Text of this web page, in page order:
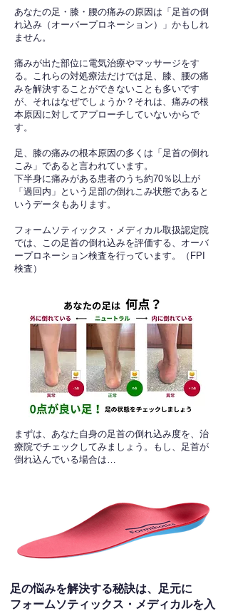
あなたの足・膝・腰の痛みの原因は「足首の倒
れ込み（オーバープロネーション）」かもしれ
ません。
痛みが出た部位に電気治療やマッサージをす
る。これらの対処療法だけでは足、膝、腰の痛
みを解決することができないことも多いです
が、それはなぜでしょうか？それは、痛みの根
本原因に対してアプローチしていないからで
す。
足、膝の痛みの根本原因の多くは「足首の倒れ
こみ」であると言われています。
下半身に痛みがある患者のうち約70％以上が
「過回内」という足部の倒れこみ状態であると
いうデータもあります。
フォームソティックス・メディカル取扱認定院
では、この足首の倒れ込みを評価する、オーバ
ープロネーション検査を行っています。（FPI
検査）​
​まずは、あなた自身の足首の倒れ込み度を、治
療院でチェックしてみましょう。もし、足首が
倒れ込んでいる場合は…
足の悩みを解決する秘訣は、足元に
フォームソティックス・メディカルを入